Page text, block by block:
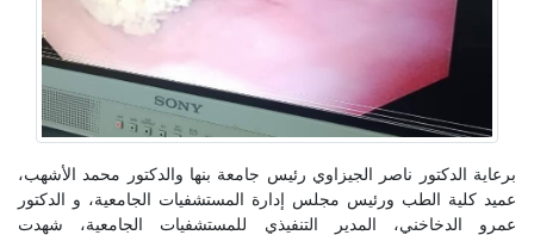
برعاية الدكتور ناصر الجيزاوي رئيس جامعة بنها والدكتور محمد الأشهب،
عميد كلية الطب ورئيس مجلس إدارة المستشفيات الجامعية، و الدكتور
عمرو الدخاخني، المدير التنفيذي للمستشفيات الجامعية، شهدت